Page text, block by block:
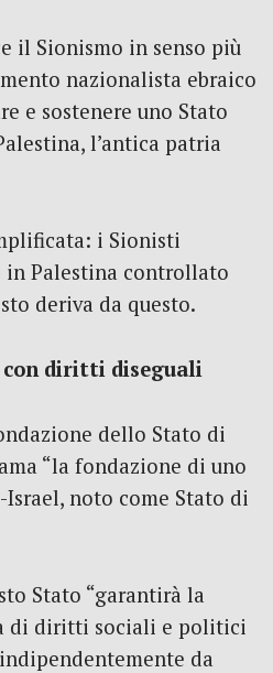
il Sionismo in senso più
nazionalista ebraico
e sostenere uno Stato
l’antica patria
i Sionisti
in Palestina controllato
deriva da questo.
con diritti diseguali
dello Stato di
“la fondazione di uno
noto come Stato di
Stato “garantirà la
di diritti sociali e politici
da